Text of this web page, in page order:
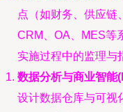
点（如财务、供应链
CRM、OA、MES等
实施过程中的监理与
数据分析与商业智能
设计数据仓库与可视